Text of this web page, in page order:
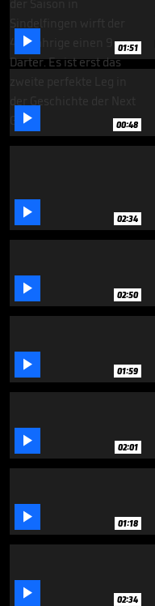
seconds
 01:51
 00:48
 02:34
 02:50
 01:59
 02:01
 01:18
 02:34